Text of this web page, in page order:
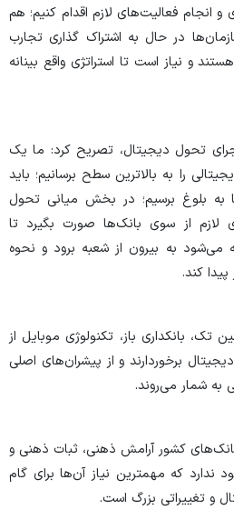
انجام فعالیت‌های لازم اقدام کنیم؛ هم
در حال به اشتراک گذاری تجارب
و نیاز است تا استراتژی واقع بینانه
تحول دیجیتال، تصریح کرد: ما یک
را به بالاترین سطح برسانیم؛ باید
به بلوغ برسیم؛ در بخش میانی تحول
لازم از سوی بانک‌ها صورت بگیرد تا
به بیرون از شعبه برود و نحوه
کند.
تک، بانکداری باز، تکنولوژی موبایل از
برخوردارند و از پیشران‌های اصلی
به شمار می‌روند.
کشور آرامش ذهنی، ثبات ذهنی و
ندارد که مهمترین نیاز آن‌ها برای گام
و تغییراتی بزرگ است.